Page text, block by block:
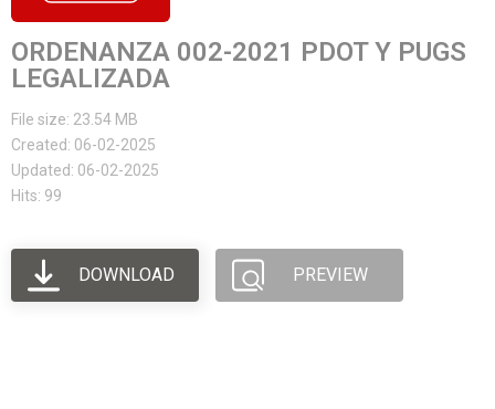
ORDENANZA 002-2021 PDOT Y PUGS
LEGALIZADA
File size: 23.54 MB
Created: 06-02-2025
Updated: 06-02-2025
Hits: 99
DOWNLOAD PREVIEW